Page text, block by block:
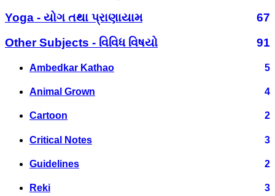
Yoga - યોગ તથા પ્રાણાયામ
67
Other Subjects - વિવિધ વિષયો
91
Ambedkar Kathao 5
Animal Grown 4
Cartoon 2
Critical Notes 3
Guidelines 2
Reki 3